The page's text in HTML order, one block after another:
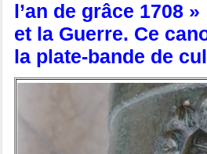
l’an de grâce 1708
et la Guerre. Ce
la plate-bande de